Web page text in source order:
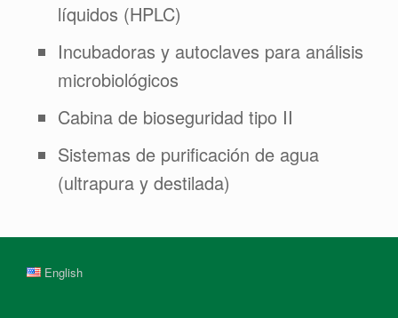
líquidos (HPLC)
Incubadoras y autoclaves para análisis
microbiológicos
Cabina de bioseguridad tipo II
Sistemas de purificación de agua
(ultrapura y destilada)
English